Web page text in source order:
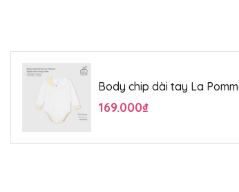
Body chip dài tay La
169.000₫